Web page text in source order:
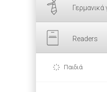
Γερμανικά
Readers
Παιδιά